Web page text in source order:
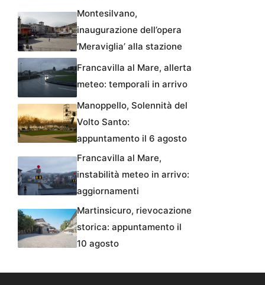
Montesilvano,
inaugurazione dell’opera
‘Meraviglia’ alla stazione
Francavilla al Mare, allerta
meteo: temporali in arrivo
Manoppello, Solennità del
Volto Santo:
appuntamento il 6 agosto
Francavilla al Mare,
instabilità meteo in arrivo:
aggiornamenti
Martinsicuro, rievocazione
storica: appuntamento il
10 agosto